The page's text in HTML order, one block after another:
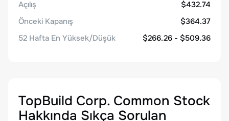
Açılış
$432.74
Önceki Kapanış
$364.37
52 Hafta En Yüksek/Düşük
$266.26 - $509.36
TopBuild Corp. Common Stock
Hakkında Sıkça Sorulan